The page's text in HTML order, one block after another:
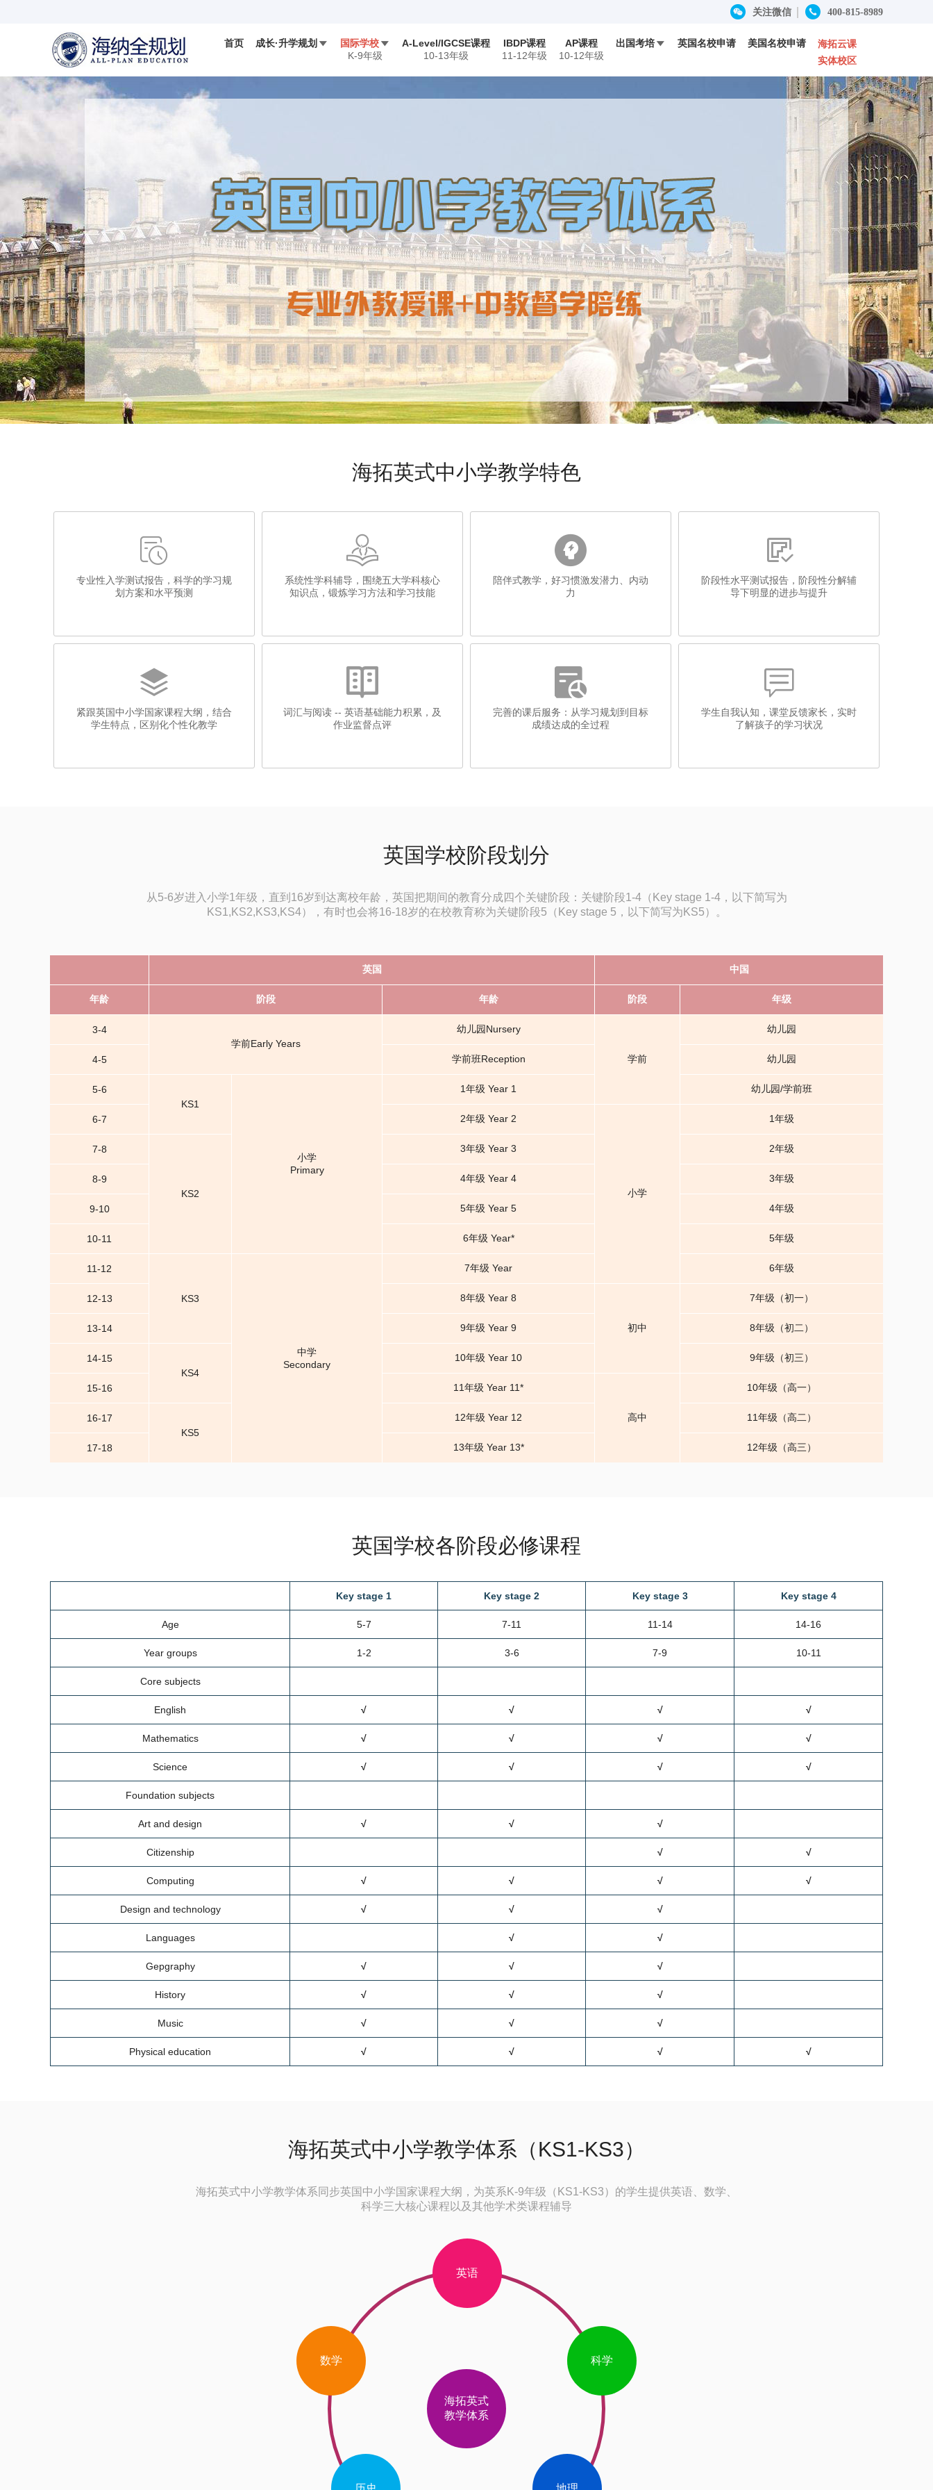
 关注微信  400-815-8989
首页 成长·升学规划 
数学AMC竞赛 RoboRAVE竞赛
DMM杜克数学竞赛 iGEM竞赛
国际学校
K-9年级
优秀师资
A-Level/IGCSE课程
10-13年级
IBDP课程
11-12年级
AP课程
10-12年级
出国考培 英国名校申请 美国名校申请
海拓云课
实体校区
海拓英式中小学教学特色

专业性入学测试报告，科学的学习规
划方案和水平预测

系统性学科辅导，围绕五大学科核心
知识点，锻炼学习方法和学习技能

陪伴式教学，好习惯激发潜力、内动
力

阶段性水平测试报告，阶段性分解辅
导下明显的进步与提升

紧跟英国中小学国家课程大纲，结合
学生特点，区别化个性化教学

词汇与阅读 -- 英语基础能力积累，及
作业监督点评

完善的课后服务：从学习规划到目标
成绩达成的全过程

学生自我认知，课堂反馈家长，实时
了解孩子的学习状况
英国学校阶段划分
从5-6岁进入小学1年级，直到16岁到达离校年龄，英国把期间的教育分成四个关键阶段：关键阶段1-4（Key stage 1-4，以下简写为
KS1,KS2,KS3,KS4），有时也会将16-18岁的在校教育称为关键阶段5（Key stage 5，以下简写为KS5）。
英国 中国
年龄 阶段 年龄 阶段 年级
3-4
学前Early Years
幼儿园Nursery
学前
幼儿园
4-5 学前班Reception 幼儿园
5-6
KS1
小学
Primary
1年级 Year 1 幼儿园/学前班
6-7 2年级 Year 2
小学
1年级
7-8
KS2
3年级 Year 3 2年级
8-9 4年级 Year 4 3年级
9-10 5年级 Year 5 4年级
10-11 6年级 Year* 5年级
11-12
KS3
中学
Secondary
7年级 Year 6年级
12-13 8年级 Year 8
初中
7年级（初一）
13-14 9年级 Year 9 8年级（初二）
14-15
KS4
10年级 Year 10 9年级（初三）
15-16 11年级 Year 11*
高中
10年级（高一）
16-17
KS5
12年级 Year 12 11年级（高二）
17-18 13年级 Year 13* 12年级（高三）
英国学校各阶段必修课程
Key stage 1 Key stage 2 Key stage 3 Key stage 4
Age 5-7 7-11 11-14 14-16
Year groups 1-2 3-6 7-9 10-11
Core subjects
English √ √ √ √
Mathematics √ √ √ √
Science √ √ √ √
Foundation subjects
Art and design √ √ √
Citizenship √ √
Computing √ √ √ √
Design and technology √ √ √
Languages √ √
Gepgraphy √ √ √
History √ √ √
Music √ √ √
Physical education √ √ √ √
海拓英式中小学教学体系（KS1-KS3）
海拓英式中小学教学体系同步英国中小学国家课程大纲，为英系K-9年级（KS1-KS3）的学生提供英语、数学、
科学三大核心课程以及其他学术类课程辅导
海拓英式
教学体系
英语
数学 科学